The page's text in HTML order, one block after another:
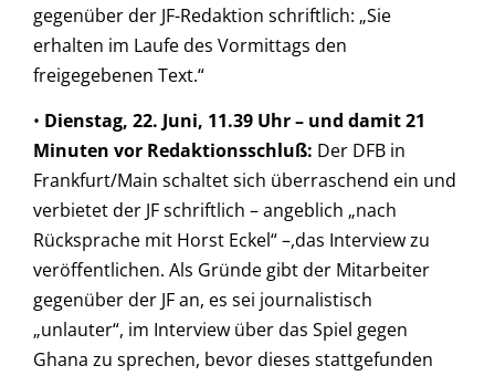
gegenüber der JF-Redaktion schriftlich: „Sie
erhalten im Laufe des Vormittags den
freigegebenen Text.“
• Dienstag, 22. Juni, 11.39 Uhr – und damit 21
Minuten vor Redaktionsschluß: Der DFB in
Frankfurt/Main schaltet sich überraschend ein und
verbietet der JF schriftlich – angeblich „nach
Rücksprache mit Horst Eckel“ –,das Interview zu
veröffentlichen. Als Gründe gibt der Mitarbeiter
gegenüber der JF an, es sei journalistisch
„unlauter“, im Interview über das Spiel gegen
Ghana zu sprechen, bevor dieses stattgefunden